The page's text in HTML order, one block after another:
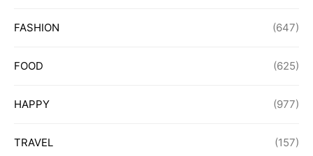
FASHION (647)
FOOD (625)
HAPPY (977)
TRAVEL (157)